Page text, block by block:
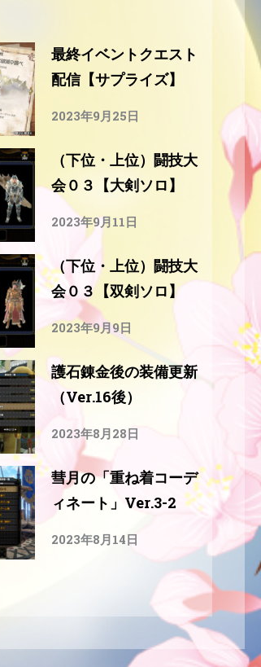
最終イベントクエスト
配信【サプライズ】
2023年9月25日
（下位・上位）闘技大
会０３【大剣ソロ】
2023年9月11日
（下位・上位）闘技大
会０３【双剣ソロ】
2023年9月9日
護石錬金後の装備更新
（Ver.16後）
2023年8月28日
彗月の「重ね着コーデ
ィネート」Ver.3-2
2023年8月14日